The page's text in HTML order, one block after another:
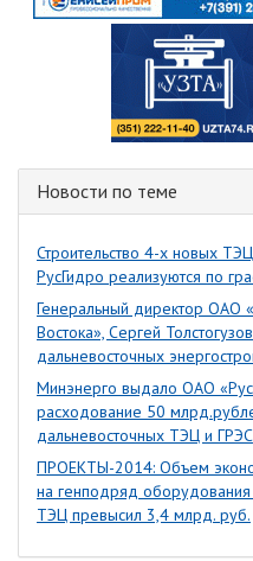
Новости по теме
Строительство 4-х новых
РусГидро реализуются по
Генеральный директор ОАО
Востока», Сергей
дальневосточных
Минэнерго выдало ОАО
расходование 50
дальневосточных ТЭЦ и ГРЭС
ПРОЕКТЫ-2014: Объем
на генподряд
ТЭЦ превысил 3,4 млрд. руб.